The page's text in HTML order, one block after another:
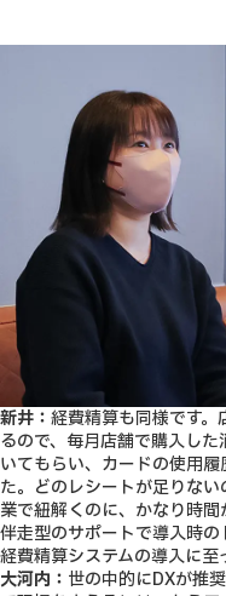
新井： 経費精算も同様です
るので、毎月店舗で購入し
いてもらい、カードの使用
た。 どのレシートが足りな
業で紐解くのに、かなり時間
伴走型のサポートで導入時
経費精算システムの導入に至
大河内： 世の中的にDXが推